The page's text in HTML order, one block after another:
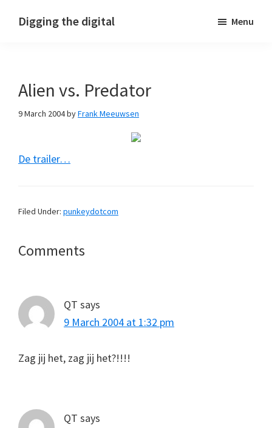
Digging the digital Menu
Alien vs. Predator
9 March 2004byFrank Meeuwsen
De trailer…
Filed Under: punkeydotcom
Reader
Comments
QT says
9 March 2004 at 1:32 pm
Zag jij het, zag jij het?!!!!
QT says